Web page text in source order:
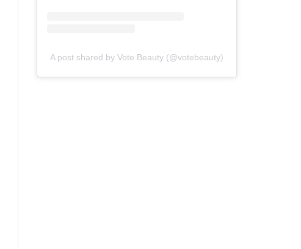
A post shared by Vote Beauty (@votebeauty)